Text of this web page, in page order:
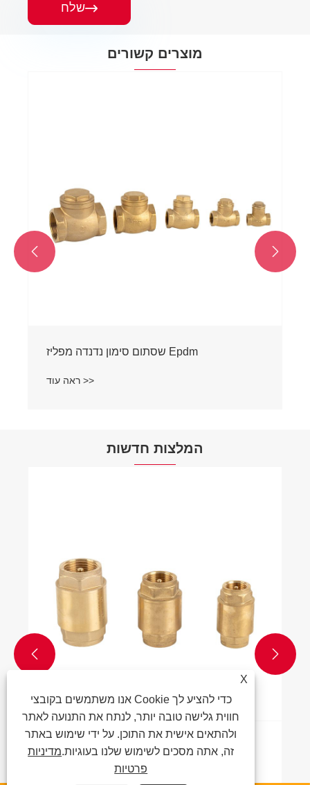
שלח
מוצרים קשורים
שסתום סימון נדנדה מפליז Epdm
ראה עוד >>
 
המלצות חדשות
כיצד פועל שסתום סימון פליז?
 
X
אנו משתמשים בקובצי Cookie כדי להציע לך
חווית גלישה טובה יותר, לנתח את התנועה לאתר
ולהתאים אישית את התוכן. על ידי שימוש באתר
זה, אתה מסכים לשימוש שלנו בעוגיות.מדיניות
פרטיות